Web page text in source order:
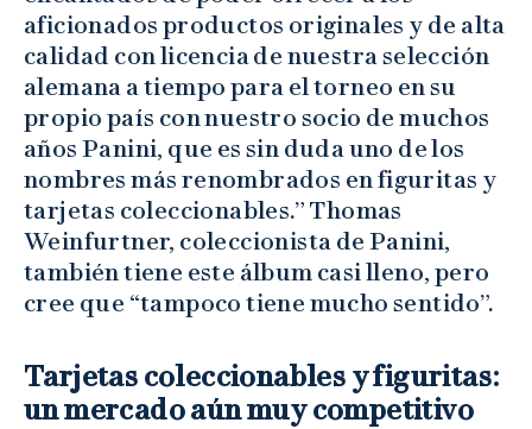
aficionados productos originales y de alta
calidad con licencia de nuestra selección
alemana a tiempo para el torneo en su
propio país con nuestro socio de muchos
años Panini, que es sin duda uno de los
nombres más renombrados en figuritas y
tarjetas coleccionables.” Thomas
Weinfurtner, coleccionista de Panini,
también tiene este álbum casi lleno, pero
cree que “tampoco tiene mucho sentido”.
Tarjetas coleccionables y figuritas:
un mercado aún muy competitivo